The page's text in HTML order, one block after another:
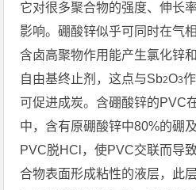
它对很多聚合物的强度、伸长
影响。硼酸锌似乎可同时在气
含卤高聚物作用能产生氯化锌
自由基终止剂，这点与Sb2O3
可促进成炭。含硼酸锌的PVC
中，含有原硼酸锌中80%的硼
PVC脱HCl，使PVC交联而导
合物表面形成粘性的液层，此